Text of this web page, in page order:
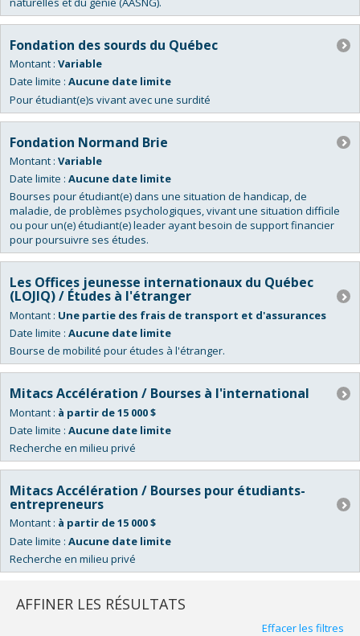
Fondation des sourds du Québec
Montant : Variable
Date limite : Aucune date limite
Pour étudiant(e)s vivant avec une surdité
Fondation Normand Brie
Montant : Variable
Date limite : Aucune date limite
Bourses pour étudiant(e) dans une situation de handicap, de
maladie, de problèmes psychologiques, vivant une situation difficile
ou pour un(e) étudiant(e) leader ayant besoin de support financier
pour poursuivre ses études.
Les Offices jeunesse internationaux du Québec
(LOJIQ) / Études à l'étranger
Montant : Une partie des frais de transport et d'assurances
Date limite : Aucune date limite
Bourse de mobilité pour études à l'étranger.
Mitacs Accélération / Bourses à l'international
Montant : à partir de 15 000 $
Date limite : Aucune date limite
Recherche en milieu privé
Mitacs Accélération / Bourses pour étudiants-
entrepreneurs
Montant : à partir de 15 000 $
Date limite : Aucune date limite
Recherche en milieu privé
"Admission
AFFINER LES RÉSULTATS
Effacer les filtres